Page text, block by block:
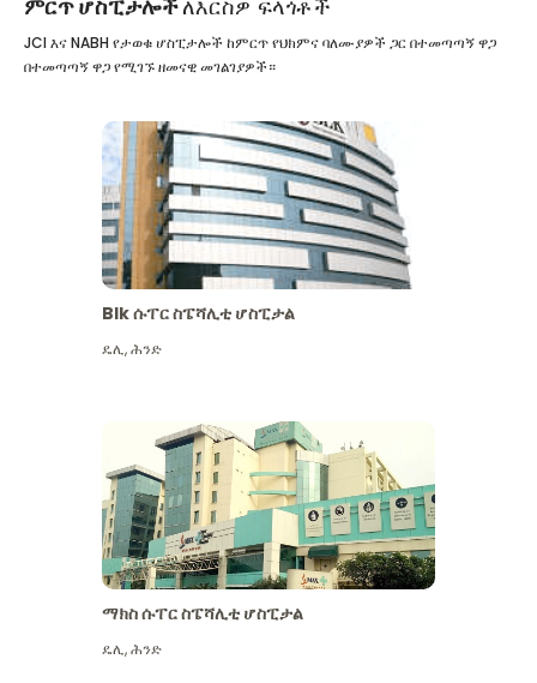
ምርጥ ሆስፒታሎችለእርስዎ ፍላጎቶች
JCI እና NABH የታወቁ ሆስፒታሎች ከምርጥ የህክምና ባለሙያዎች ጋር በተመጣጣኝ ዋጋ
በተመጣጣኝ ዋጋ የሚገኙ ዘመናዊ መገልገያዎች።
Blk ሱፐር ስፔሻሊቲ ሆስፒታል
ዴሊ,ሕንድ
ማክስ ሱፐር ስፔሻሊቲ ሆስፒታል
ዴሊ,ሕንድ